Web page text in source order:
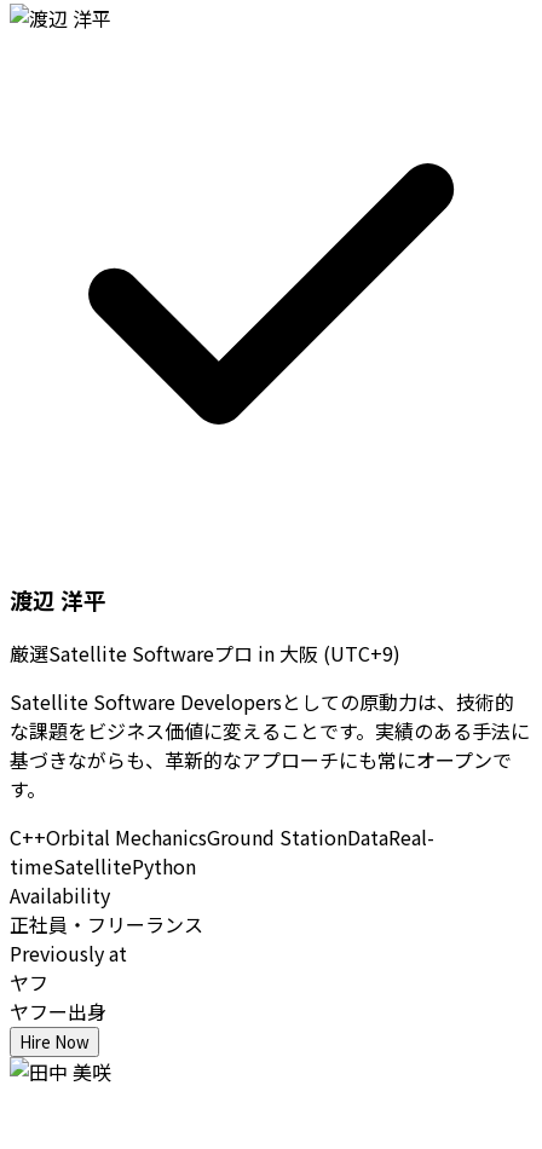
渡辺 洋平
厳選Satellite Softwareプロ in 大阪 (UTC+9)
Satellite Software Developersとしての原動力は、技術的
な課題をビジネス価値に変えることです。実績のある手法に
基づきながらも、革新的なアプローチにも常にオープンで
す。
C++Orbital MechanicsGround StationDataReal-
timeSatellitePython
Availability
正社員・フリーランス
Previously at
ヤフ
ヤフー出身
Hire Now